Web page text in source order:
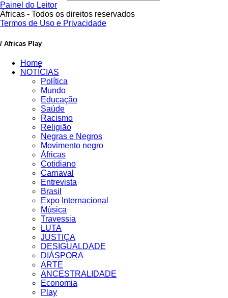
Painel do Leitor
Áfricas - Todos os direitos reservados
Termos de Uso e Privacidade
/ Africas Play
Home
NOTÍCIAS
Política
Mundo
Educação
Saúde
Racismo
Religião
Negras e Negros
Movimento negro
Áfricas
Cotidiano
Carnaval
Entrevista
Brasil
Expo Internacional
Música
Travessia
LUTA
JUSTIÇA
DESIGUALDADE
DIÁSPORA
ARTE
ANCESTRALIDADE
Economia
Play